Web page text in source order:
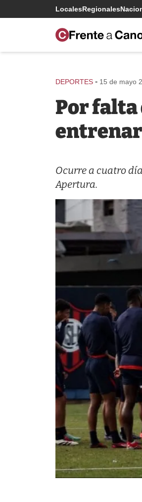
LocalesRegionales
DEPORTES - 15 de mayo
Por falta
entrenar
Ocurre a cuatro
Apertura.